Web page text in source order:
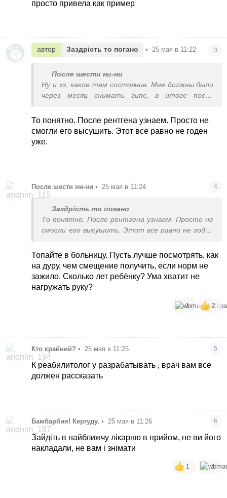
просто привела как пример
автор Заздрість то погано • 25 мая в 11:22 3
После шести ни-ни
Ну и хз, какое там состояние. Мне должны были
через месяц снимать гипс, в итоге после
всего ок, просто привела как пример
То понятно. После рентгена узнаем. Просто не
смогли его высушить. Этот все равно не годен
уже.
После шести ни-ни • 25 мая в 11:24 4
Заздрість то погано
То понятно. После рентгена узнаем. Просто не
смогли его высушить. Этот все равно не годен
Топайте в больницу. Пусть лучше посмотрять, как
на дуру, чем смещение получить, если норм не
зажило. Сколько лет ребёнку? Ума хватит не
нагружать руку?
1 2
Кто крайний? • 25 мая в 11:25 5
К реабилитолог у разрабатывать , врач вам все
должен рассказать
Бамбарбия! Кергуду. • 25 мая в 11:26 6
Зайдіть в найближчу лікарню в прийом, не ви його
накладали, не вам і знімати
1 1